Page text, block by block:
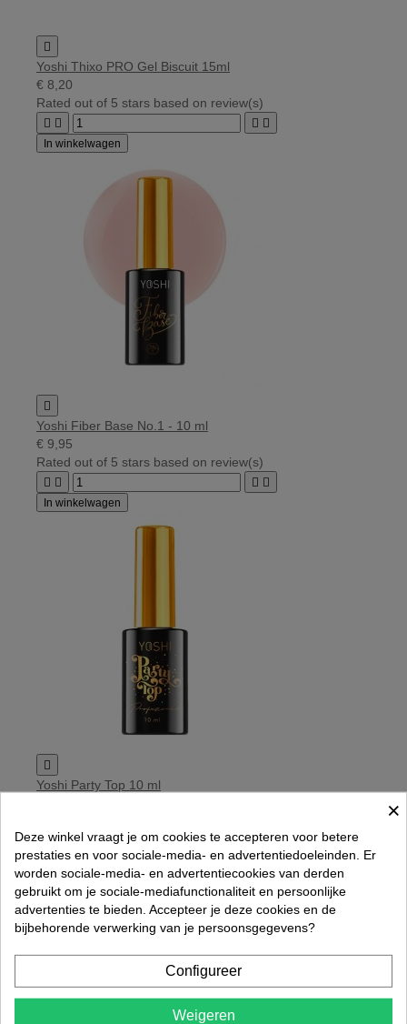

Yoshi Thixo PRO Gel Biscuit 15ml
€ 8,20
Rated out of 5 stars based on review(s)
   
In winkelwagen

Yoshi Fiber Base No.1 - 10 ml
€ 9,95
Rated out of 5 stars based on review(s)
   
In winkelwagen

Yoshi Party Top 10 ml
   
In winkelwagen
Aanbieding!
×
Deze winkel vraagt je om cookies te accepteren voor betere
prestaties en voor sociale-media- en advertentiedoeleinden. Er
worden sociale-media- en advertentiecookies van derden
gebruikt om je sociale-mediafunctionaliteit en persoonlijke
advertenties te bieden. Accepteer je deze cookies en de
bijbehorende verwerking van je persoonsgegevens?
Configureer
Weigeren